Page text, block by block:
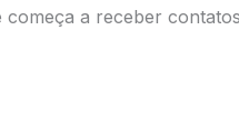
a receber